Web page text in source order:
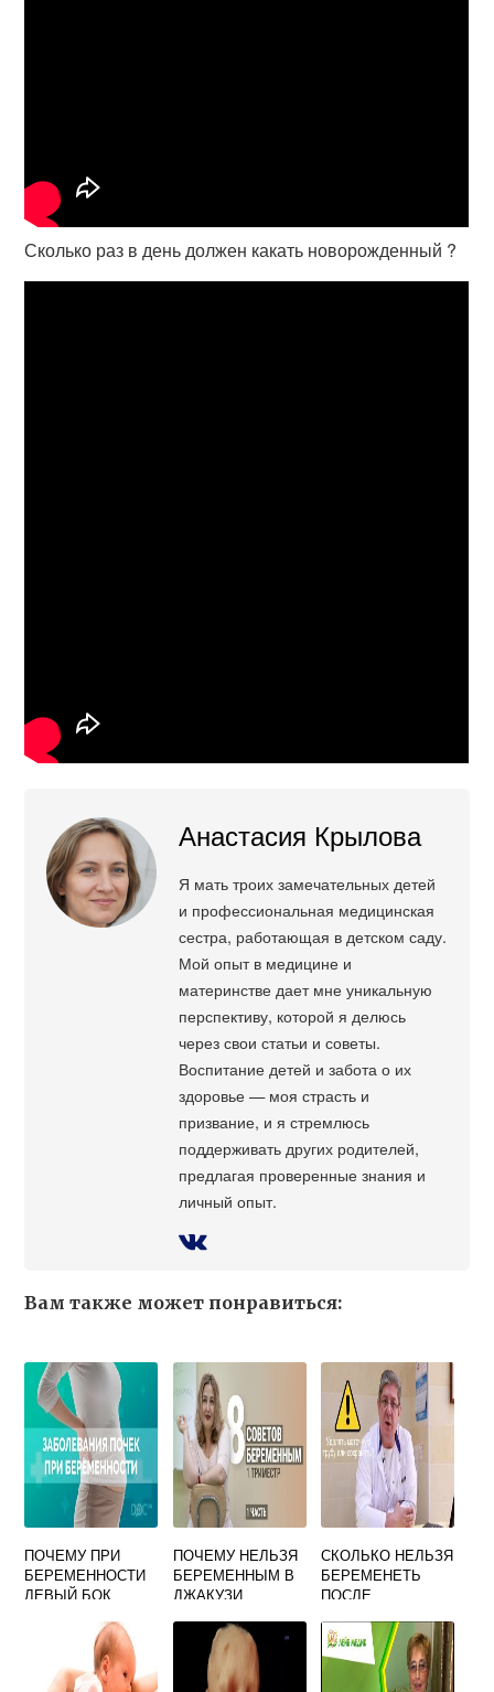
Сколько раз в день должен какать новорожденный ?
Анастасия Крылова
Я мать троих замечательных детей
и профессиональная медицинская
сестра, работающая в детском саду.
Мой опыт в медицине и
материнстве дает мне уникальную
перспективу, которой я делюсь
через свои статьи и советы.
Воспитание детей и забота о их
здоровье — моя страсть и
призвание, и я стремлюсь
поддерживать других родителей,
предлагая проверенные знания и
личный опыт.
Вам также может понравиться:
ПОЧЕМУ ПРИ
БЕРЕМЕННОСТИ
ЛЕВЫЙ БОК
ПОЧЕМУ НЕЛЬЗЯ
БЕРЕМЕННЫМ В
ДЖАКУЗИ
СКОЛЬКО НЕЛЬЗЯ
БЕРЕМЕНЕТЬ
ПОСЛЕ
БЕРЕМЕННОСТИ